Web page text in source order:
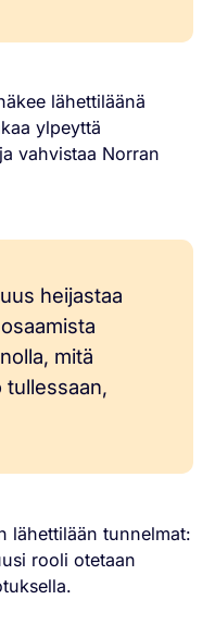
lähettiläänä
ylpeyttä
vahvistaa Norran
heijastaa
mitä
tullessaan,
lähettilään tunnelmat:
rooli otetaan